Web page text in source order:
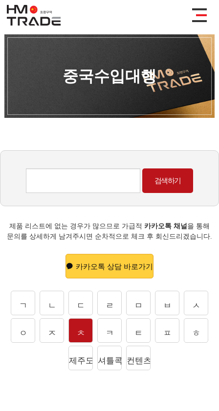
중국수입대행
제품 리스트에 없는 경우가 많으므로 가급적 카카오톡 채널 을 통해
문의를 상세하게 남겨주시면 순차적으로 체크 후 회신드리겠습니다.
카카오톡 상담 바로가기
ㄱ ㄴ ㄷ ㄹ ㅁ ㅂ ㅅ
ㅇ ㅈ ㅊ ㅋ ㅌ ㅍ ㅎ
제주도상품셔틀콕 컨텐츠